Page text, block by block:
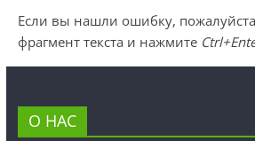
Если вы нашли ошибку,
фрагмент текста и нажмите
О НАС